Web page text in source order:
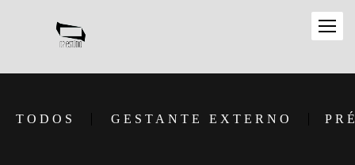
TODOS GESTANTE EXTERNO